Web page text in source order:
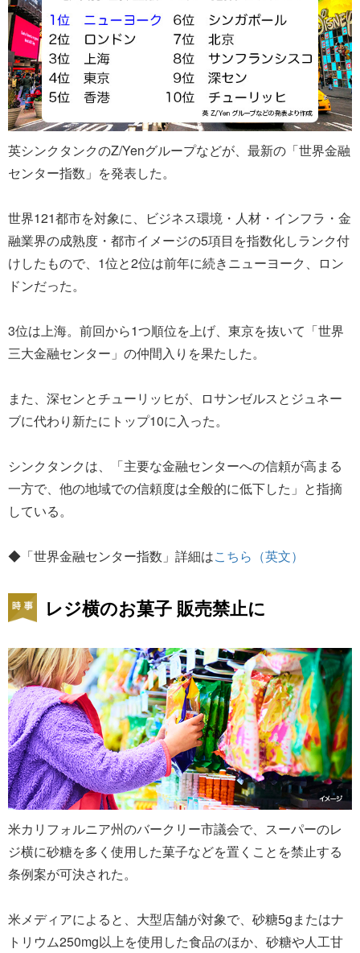
英シンクタンクのZ/Yenグループなどが、最新の「世界金融
センター指数」を発表した。
世界121都市を対象に、ビジネス環境・人材・インフラ・金
融業界の成熟度・都市イメージの5項目を指数化しランク付
けしたもので、1位と2位は前年に続きニューヨーク、ロン
ドンだった。
3位は上海。前回から1つ順位を上げ、東京を抜いて「世界
三大金融センター」の仲間入りを果たした。
また、深センとチューリッヒが、ロサンゼルスとジュネー
ブに代わり新たにトップ10に入った。
シンクタンクは、「主要な金融センターへの信頼が高まる
一方で、他の地域での信頼度は全般的に低下した」と指摘
している。
◆「世界金融センター指数」詳細はこちら（英文）
レジ横のお菓子 販売禁止に
米カリフォルニア州のバークリー市議会で、スーパーのレ
ジ横に砂糖を多く使用した菓子などを置くことを禁止する
条例案が可決された。
米メディアによると、大型店舗が対象で、砂糖5gまたはナ
トリウム250mg以上を使用した食品のほか、砂糖や人工甘